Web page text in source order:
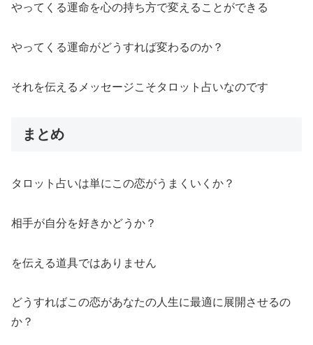
やってくる運命を心の持ち方で変えることができる
やってくる運命がどうすれば変わるのか？
それを伝えるメッセージこそタロット占いなのです
まとめ
タロット占いは単にこの恋がうまくいくか？
相手が自分を好きかどうか？
を伝える道具ではありません
どうすればこの恋があなたの人生に最適に展開させるの
か？